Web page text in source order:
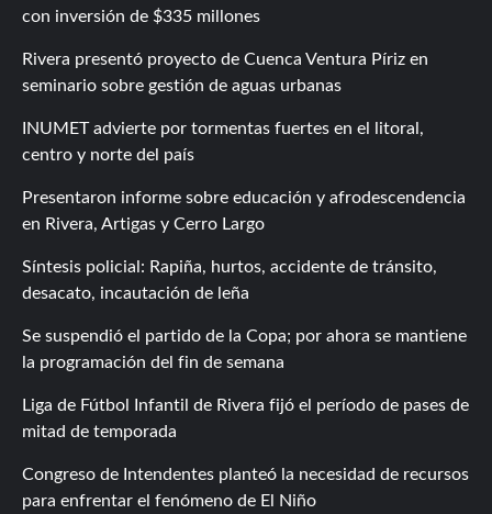
con inversión de $335 millones
Rivera presentó proyecto de Cuenca Ventura Píriz en
seminario sobre gestión de aguas urbanas
INUMET advierte por tormentas fuertes en el litoral,
centro y norte del país
Presentaron informe sobre educación y afrodescendencia
en Rivera, Artigas y Cerro Largo
Síntesis policial: Rapiña, hurtos, accidente de tránsito,
desacato, incautación de leña
Se suspendió el partido de la Copa; por ahora se mantiene
la programación del fin de semana
Liga de Fútbol Infantil de Rivera fijó el período de pases de
mitad de temporada
Congreso de Intendentes planteó la necesidad de recursos
para enfrentar el fenómeno de El Niño